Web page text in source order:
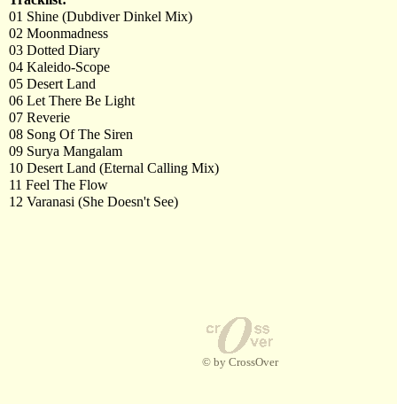
01 Shine (Dubdiver Dinkel Mix)
02 Moonmadness
03 Dotted Diary
04 Kaleido-Scope
05 Desert Land
06 Let There Be Light
07 Reverie
08 Song Of The Siren
09 Surya Mangalam
10 Desert Land (Eternal Calling Mix)
11 Feel The Flow
12 Varanasi (She Doesn't See)
© by CrossOver